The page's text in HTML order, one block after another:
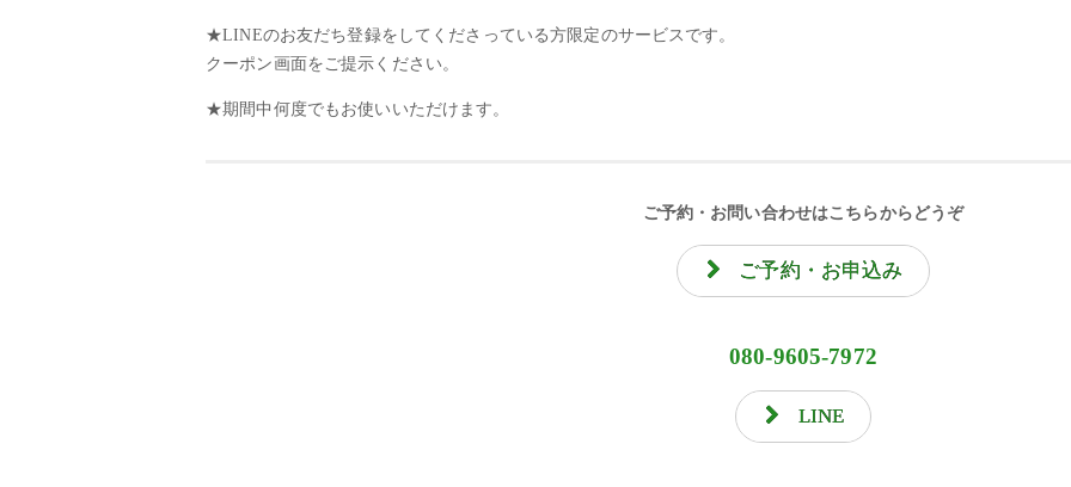
★LINEのお友だち登録をしてくださっている方限定のサービスです。
クーポン画面をご提示ください。
★期間中何度でもお使いいただけます。
ご予約・お問い合わせはこちらからどうぞ
ご予約・お申込み
080-9605-7972
LINE